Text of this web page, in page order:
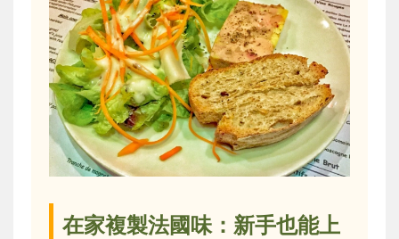
在家複製法國味：新手也能上